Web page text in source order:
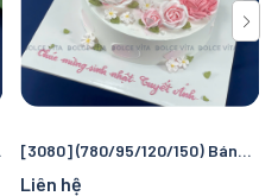
[3080] (780/95/120/150) Bánh kem hoa hồng tone hồng dành tặng phái nữ
Liên hệ